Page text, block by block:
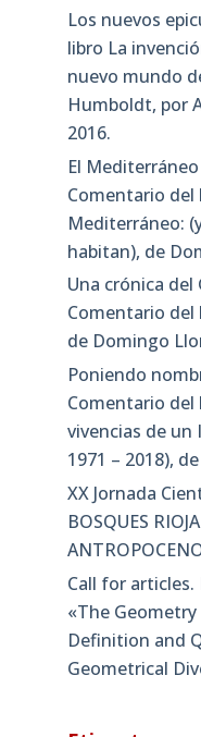
Los nuevos
libro La
nuevo mundo
Humboldt, por
2016.
El
Comentario del
Mediterráneo:
habitan), de
Una crónica del
Comentario del
de Domingo
Poniendo
Comentario
vivencias de un
1971 – 2018),
XX Jornada
BOSQUES
Call for
«The Geometry
Definition and
Geometrical